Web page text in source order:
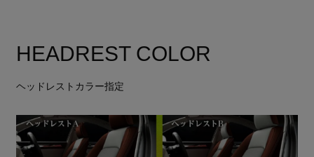
HEADREST COLOR
ヘッドレストカラー指定